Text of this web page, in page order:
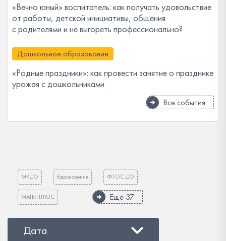
«Вечно юный» воспитатель: как получать удовольствие
от работы, детской инициативы, общения
с родителями и не выгореть профессионально?
Дошкольное образование
«Родные праздники»: как провести занятие о празднике
урожая с дошкольниками
Все события
МКДО Вдохновение ФГОС ДО
МАТЕ:ПЛЮС Ещё 37
Дата